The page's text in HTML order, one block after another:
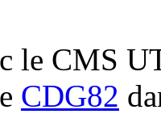
le CMS
CDG82